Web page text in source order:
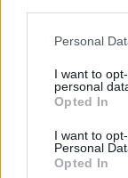
Personal
I want to
personal
Opted In
I want to
Personal
Opted In
Frakkagjerd
1-0 Erik Frøyland
3-0 Jan Reidar
4-0 Vemund
6-0 Vemund
7-0 vemund